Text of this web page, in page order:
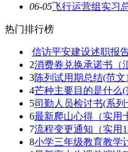
06-05飞行运营组实习
热门排行榜
信访平安建设述职报
2消费券兑换承诺书（
3陈列试用期总结(范文
4芒种主要目的是什么
5司勤人员检讨书(系列
6最新爬山心得（实用
7流程变更通知（实用
8小学三年级教育教学